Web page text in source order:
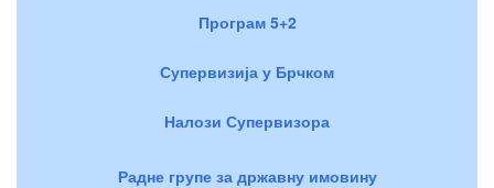
Програм 5+2
Супервизија у Брчком
Налози Супервизора
Радне групе за државну имовину